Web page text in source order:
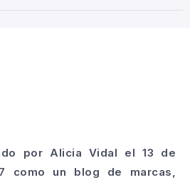
por Alicia Vidal el 13 de
como un blog de marcas,